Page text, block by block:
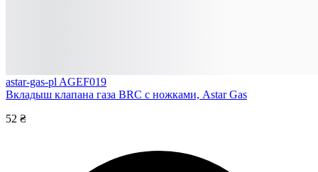
astar-gas-pl AGEF019
Вкладыш клапана газа BRC с ножками, Astar Gas
52 ₴